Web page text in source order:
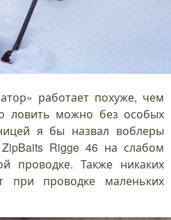
работает похуже, чем
ловить можно без особых
я бы назвал воблеры
Rigge 46 на слабом
проводке. Также никаких
при проводке маленьких